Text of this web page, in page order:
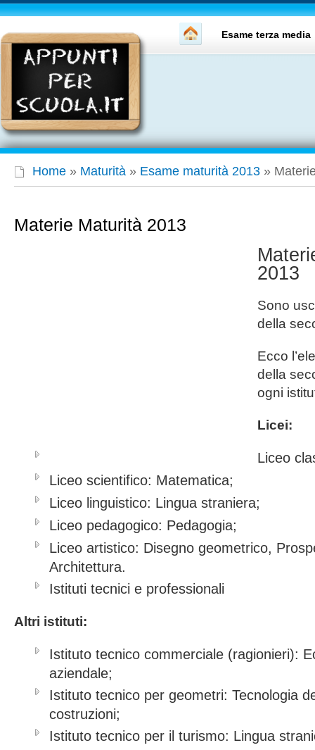
Esame terza media
Home » Maturità » Esame maturità 2013 »
Materie Maturità 2013
2013
Sono
della
Ecco
della
ogni
Licei:
Liceo
Liceo scientifico: Matematica;
Liceo linguistico: Lingua straniera;
Liceo pedagogico: Pedagogia;
Liceo artistico: Disegno geometrico,
Architettura.
Istituti tecnici e professionali
Altri istituti:
Istituto tecnico commerciale (ragionieri):
aziendale;
Istituto tecnico per geometri: Tecnologia
costruzioni;
Istituto tecnico per il turismo: Lingua